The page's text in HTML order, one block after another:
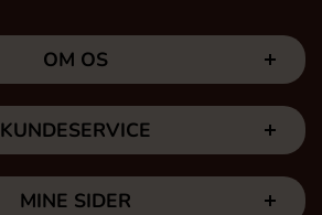
OM OS
KUNDESERVICE
MINE SIDER